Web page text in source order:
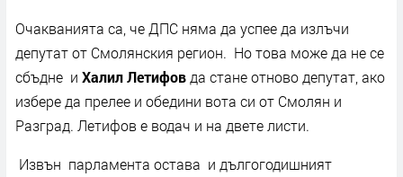
Очакванията са, че ДПС няма да успее да излъчи
депутат от Смолянския регион. Но това може да не се
сбъдне и Халил Летифов да стане отново депутат, ако
избере да прелее и обедини вота си от Смолян и
Разград. Летифов е водач и на двете листи.
Извън парламента остава и дългогодишният